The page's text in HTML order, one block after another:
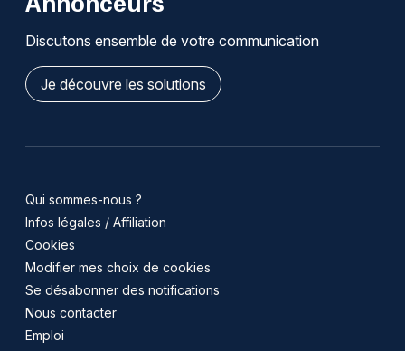
Discutons ensemble de votre communication
Je découvre les solutions
Qui sommes-nous ?
Infos légales / Affiliation
Cookies
Modifier mes choix de cookies
Se désabonner des notifications
Nous contacter
Emploi